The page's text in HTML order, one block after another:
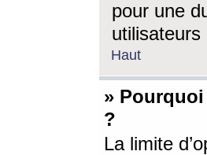
pour une
Haut
»
?
La limite